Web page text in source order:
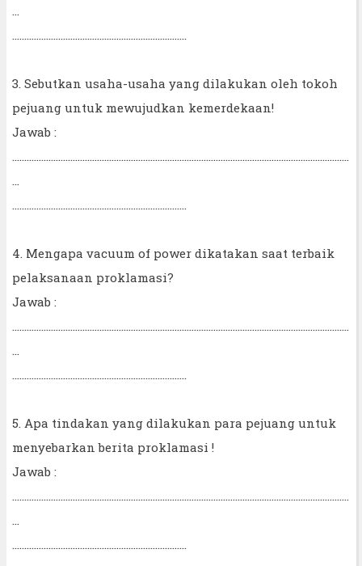
3. Sebutkan usaha-usaha yang dilakukan oleh tokoh
pejuang untuk mewujudkan kemerdekaan!
Jawab :
4. Mengapa vacuum of power dikatakan saat terbaik
pelaksanaan proklamasi?
Jawab :
5. Apa tindakan yang dilakukan para pejuang untuk
menyebarkan berita proklamasi !
Jawab :